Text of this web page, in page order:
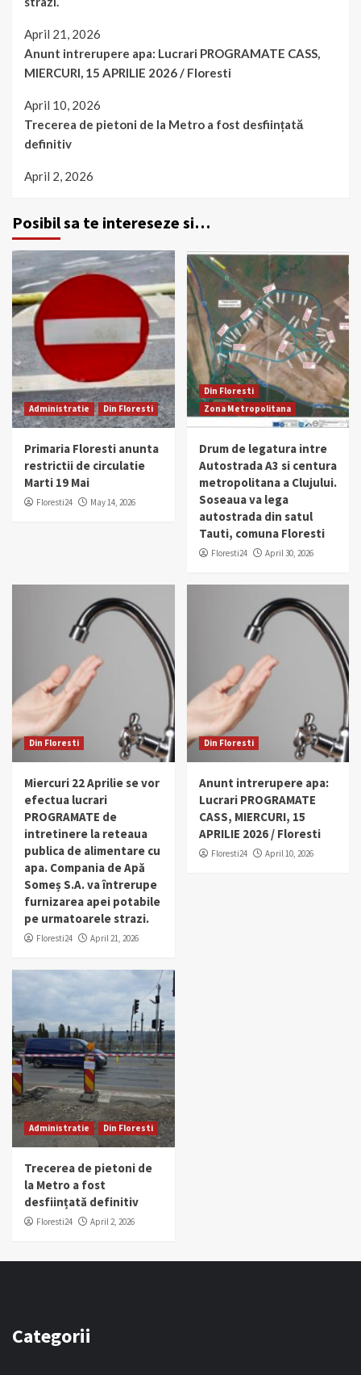
April 21, 2026
Anunt intrerupere apa: Lucrari PROGRAMATE CASS,
MIERCURI, 15 APRILIE 2026 / Floresti
April 10, 2026
Trecerea de pietoni de la Metro a fost desființată
definitiv
April 2, 2026
Posibil sa te intereseze si…
Administratie Din Floresti
Primaria Floresti anunta
restrictii de circulatie
Marti 19 Mai
Floresti24 May 14, 2026
Din Floresti
Zona Metropolitana
Drum de legatura intre
Autostrada A3 si centura
metropolitana a Clujului.
Soseaua va lega
autostrada din satul
Tauti, comuna Floresti
Floresti24 April 30, 2026
Din Floresti
Miercuri 22 Aprilie se vor
efectua lucrari
PROGRAMATE de
intretinere la reteaua
publica de alimentare cu
apa. Compania de Apă
Someș S.A. va întrerupe
furnizarea apei potabile
pe urmatoarele strazi.
Floresti24 April 21, 2026
Din Floresti
Anunt intrerupere apa:
Lucrari PROGRAMATE
CASS, MIERCURI, 15
APRILIE 2026 / Floresti
Floresti24 April 10, 2026
Administratie Din Floresti
Trecerea de pietoni de
la Metro a fost
desființată definitiv
Floresti24 April 2, 2026
Categorii